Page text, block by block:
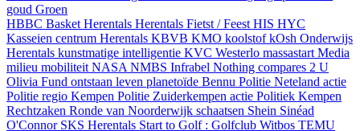
goud Groen
HBBC Basket Herentals Herentals Fietst / Feest HIS HYC
Kasseien centrum Herentals KBVB KMO koolstofkOsh Onderwijs
Herentals kunstmatige intelligentie KVC Westerlo massastart Media
milieu mobiliteit NASA NMBS Infrabel Nothing compares 2 U
Olivia Fund ontstaan leven planetoïde Bennu Politie Neteland actie
Politie regio Kempen Politie Zuiderkempen actie Politiek Kempen
Rechtzaken Ronde van Noorderwijk schaatsen Shein Sinéad
O'Connor SKS Herentals Start to Golf : Golfclub Witbos TEMU